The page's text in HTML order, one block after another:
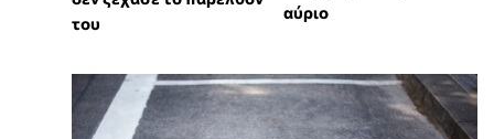
του
αύριο